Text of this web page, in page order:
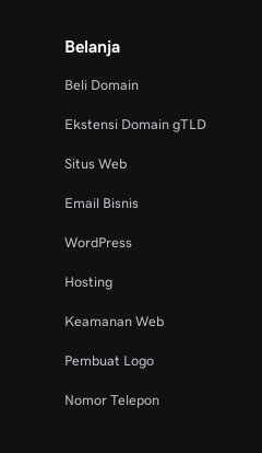
Belanja
Beli Domain
Ekstensi Domain gTLD
Situs Web
Email Bisnis
WordPress
Hosting
Keamanan Web
Pembuat Logo
Nomor Telepon